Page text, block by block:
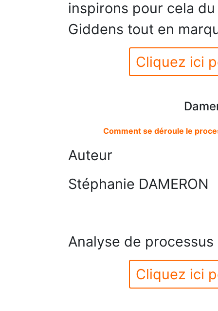
inspirons pour cela du
Giddens tout en
Cliquez ici
Comment se déroule le
Auteur
Stéphanie DAMERON
Analyse de processus
Cliquez ici